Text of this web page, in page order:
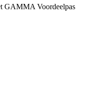
GAMMA Voordeelpas